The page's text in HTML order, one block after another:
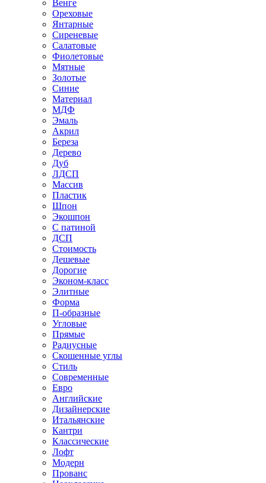
Венге
Ореховые
Янтарные
Сиреневые
Салатовые
Фиолетовые
Мятные
Золотые
Синие
Материал
МДФ
Эмаль
Акрил
Береза
Дерево
Дуб
ЛДСП
Массив
Пластик
Шпон
Экошпон
С патиной
ДСП
Стоимость
Дешевые
Дорогие
Эконом-класс
Элитные
Форма
П-образные
Угловые
Прямые
Радиусные
Скошенные углы
Стиль
Современные
Евро
Английские
Дизайнерские
Итальянские
Кантри
Классические
Лофт
Модерн
Прованс